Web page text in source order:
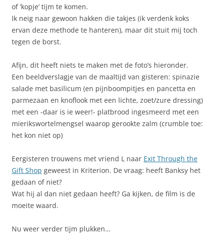
of ‘kopje’ tijm te komen.
Ik neig naar gewoon hakken die takjes (ik verdenk koks
ervan deze methode te hanteren), maar dit stuit mij toch
tegen de borst.
Afijn, dit heeft niets te maken met de foto’s hieronder.
Een beeldverslagje van de maaltijd van gisteren: spinazie
salade met basilicum (en pijnboompitjes en pancetta en
parmezaan en knoflook met een lichte, zoet/zure dressing)
met een -daar is ie weer!- platbrood ingesmeerd met een
mierikswortelmengsel waarop gerookte zalm (crumble toe:
het kon niet op)
Eergisteren trouwens met vriend L naar Exit Through the
Gift Shop geweest in Kriterion. De vraag: heeft Banksy het
gedaan of niet?
Wat hij al dan niet gedaan heeft? Ga kijken, de film is de
moeite waard.
Nu weer verder tijm plukken…